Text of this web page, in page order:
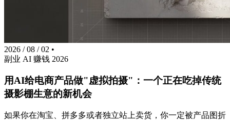
2026 / 08 / 02 •
副业 AI 赚钱 2026
用AI给电商产品做"虚拟拍摄"：一个正在吃掉传统
摄影棚生意的新机会
如果你在淘宝、拼多多或者独立站上卖货，你一定被产品图折